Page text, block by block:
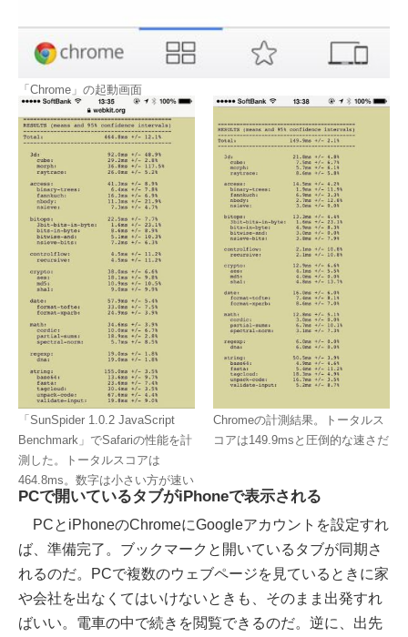
「Chrome」の起動画面
「SunSpider 1.0.2 JavaScript
Benchmark」でSafariの性能を計
測した。トータルスコアは
464.8ms。数字は小さい方が速い
Chromeの計測結果。トータルス
コアは149.9msと圧倒的な速さだ
PCで開いているタブがiPhoneで表示される
PCとiPhoneのChromeにGoogleアカウントを設定すれ
ば、準備完了。ブックマークと開いているタブが同期さ
れるのだ。PCで複数のウェブページを見ているときに家
や会社を出なくてはいけないときも、そのまま出発すれ
ばいい。電車の中で続きを閲覧できるのだ。逆に、出先